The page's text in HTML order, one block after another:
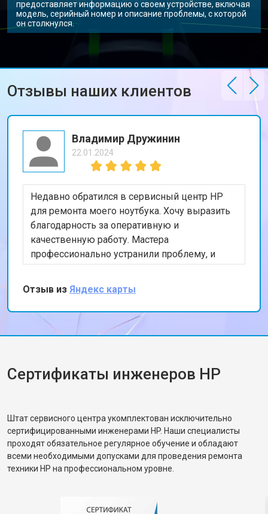
предоставляет информацию о своем устройстве, включая
модель, серийный номер и описание проблемы, с которой
он столкнулся.
Отзывы наших клиентов
Владимир Дружинин
22.01.2024
Недавно обратился в сервисный центр HP
для ремонта моего ноутбука. Хочу выразить
благодарность за оперативную и
качественную работу. Мастера
профессионально устранили проблему, и
теперь мой ноутбук работает безупречно.
Особенно порадовало, что ремонт был
выполнен в тот же день. Спасибо за вашу
работу!
Отзыв из Яндекс карты
Сертификаты инженеров HP
Штат сервисного центра укомплектован исключительно
сертифицированными инженерами HP. Наши специалисты
проходят обязательное регулярное обучение и обладают
всеми необходимыми допусками для проведения ремонта
техники HP на профессиональном уровне.